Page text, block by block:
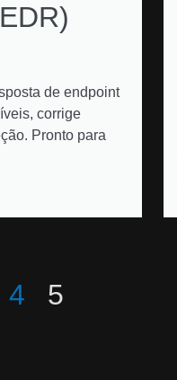
de endpoint
corrige
Pronto para
4 5